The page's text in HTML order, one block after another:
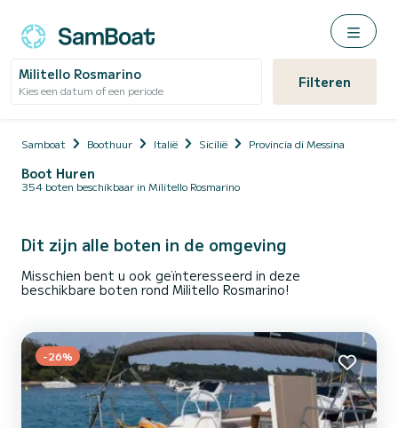
Militello Rosmarino
Kies een datum of een periode Filteren
Samboat Boothuur Italië Sicilië Provincia di Messina
Boot Huren
354 boten beschikbaar in Militello Rosmarino
Dit zijn alle boten in de omgeving
Misschien bent u ook geïnteresseerd in deze
beschikbare boten rond Militello Rosmarino!
-26%